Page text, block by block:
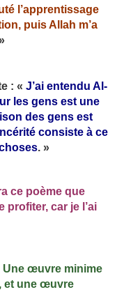
l’apprentissage
puis Allah m’a
: « J’ai entendu Al-
les gens est une
des gens est
consiste à ce
. »
ce poème que
profiter, car je l’ai
Une œuvre minime
et une œuvre